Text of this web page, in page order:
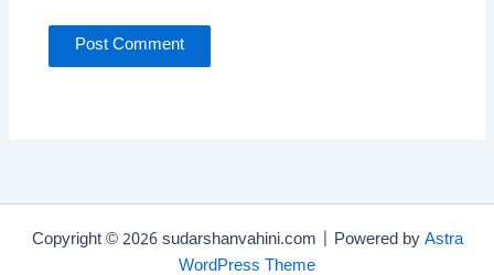
Copyright © 2026 sudarshanvahini.com | Powered by Astra
WordPress Theme